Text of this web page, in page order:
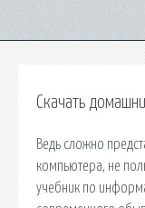
Скачать
Ведь сложно
компьютера, не
учебник по